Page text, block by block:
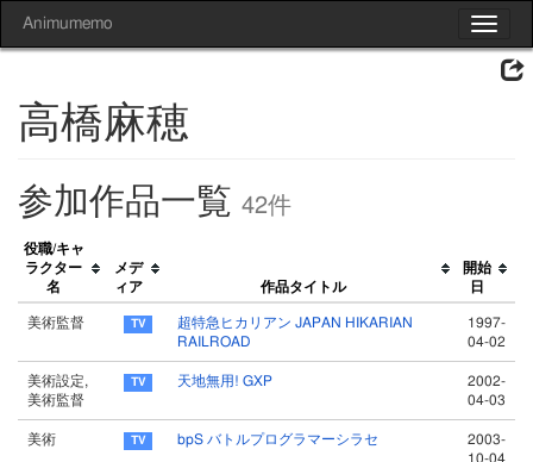
Toggle
Animumemo
高橋麻穂
参加作品一覧 42件
役職/キャ
ラクター
名
メデ
ィア
作品タイトル
開始
日
美術監督
超特急ヒカリアン JAPAN HIKARIAN
RAILROAD
1997-
04-02
美術設定,
美術監督
天地無用! GXP
2002-
04-03
美術 bpS バトルプログラマーシラセ
2003-
10-04